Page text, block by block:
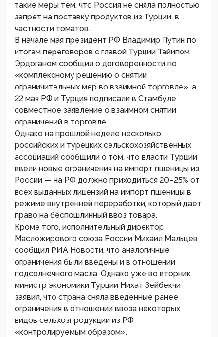
такие меры тем, что Россия не сняла полностью
запрет на поставку продуктов из Турции, в
частности томатов.
В начале мая президент РФ Владимир Путин по
итогам переговоров с главой Турции Тайипом
Эрдоганом сообщил о договоренности по
«комплексному решению о снятии
ограничительных мер во взаимной торговле», а
22 мая РФ и Турция подписали в Стамбуле
совместное заявление о взаимном снятии
ограничений в торговле.
Однако на прошлой неделе несколько
российских и турецких сельскохозяйственных
ассоциаций сообщили о том, что власти Турции
ввели новые ограничения на импорт пшеницы из
России — на РФ должно приходиться 20–25% от
всех выданных лицензий на импорт пшеницы в
режиме внутренней переработки, который дает
право на беспошлинный ввоз товара.
Кроме того, исполнительный директор
Масложирового союза России Михаил Мальцев
сообщил РИА Новости, что аналогичные
ограничения были введены и в отношении
подсолнечного масла. Однако уже во вторник
министр экономики Турции Нихат Зейбекчи
заявил, что страна сняла введенные ранее
ограничения в отношении ввоза некоторых
видов сельхозпродукции из РФ
«контролируемым образом».